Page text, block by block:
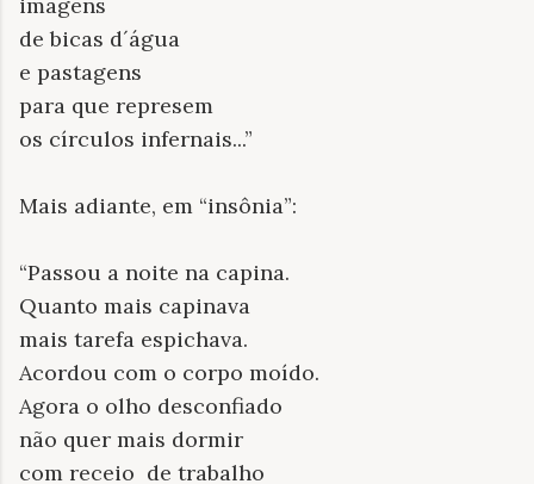
imagens
de bicas d´água
e pastagens
para que represem
os círculos infernais...”
Mais adiante, em “insônia”:
“Passou a noite na capina.
Quanto mais capinava
mais tarefa espichava.
Acordou com o corpo moído.
Agora o olho desconfiado
não quer mais dormir
com receio de trabalho